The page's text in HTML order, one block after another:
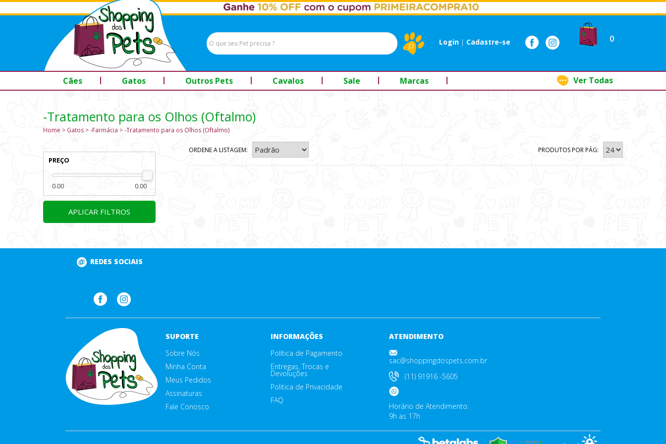
0
Login | Cadastre-se
Cães Gatos Outros Pets Cavalos Sale Marcas Ver Todas
-Tratamento para os Olhos (Oftalmo)
Home Gatos -Farmácia -Tratamento para os Olhos (Oftalmo)
PREÇO
0.00 0.00
APLICAR FILTROS
ORDENE A LISTAGEM: PRODUTOS POR PÁG:
REDES SOCIAIS
SUPORTE
Sobre Nós
Minha Conta
Meus Pedidos
Assinaturas
Fale Conosco
INFORMAÇÕES
Política de Pagamento
Entregas, Trocas e
Devoluções
Politica de Privacidade
FAQ
ATENDIMENTO
sac@shoppingdospets.com.br
(11) 91916 -5605
Horário de Atendimento:
9h as 17h